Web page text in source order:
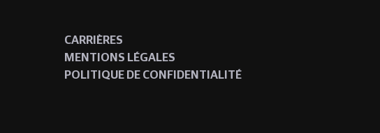
CARRIÈRES
MENTIONS LÉGALES
POLITIQUE DE CONFIDENTIALITÉ